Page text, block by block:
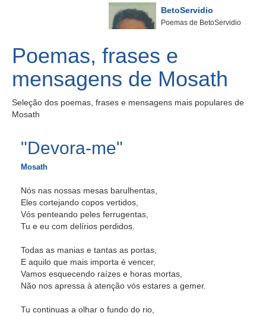
BetoServidio
Poemas de BetoServidio
Poemas, frases e
mensagens de Mosath
Seleção dos poemas, frases e mensagens mais populares de
Mosath
"Devora-me"
Mosath
Nós nas nossas mesas barulhentas,
Eles cortejando copos vertidos,
Vós penteando peles ferrugentas,
Tu e eu com delírios perdidos.
Todas as manias e tantas as portas,
E aquilo que mais importa é vencer,
Vamos esquecendo raízes e horas mortas,
Não nos apressa à atenção vós estares a gemer.
Tu continuas a olhar o fundo do rio,